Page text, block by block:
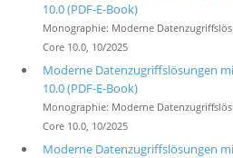
10.0 (PDF-E-Book)
Monographie: Moderne
Core 10.0, 10/2025
Moderne Datenzugriffslösungen
10.0 (PDF-E-Book)
Monographie: Moderne
Core 10.0, 10/2025
Moderne Datenzugriffslösungen